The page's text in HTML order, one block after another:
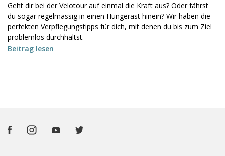
Geht dir bei der Velotour auf einmal die Kraft aus? Oder fährst
du sogar regelmässig in einen Hungerast hinein? Wir haben die
perfekten Verpflegungstipps für dich, mit denen du bis zum Ziel
problemlos durchhältst.
Beitrag lesen